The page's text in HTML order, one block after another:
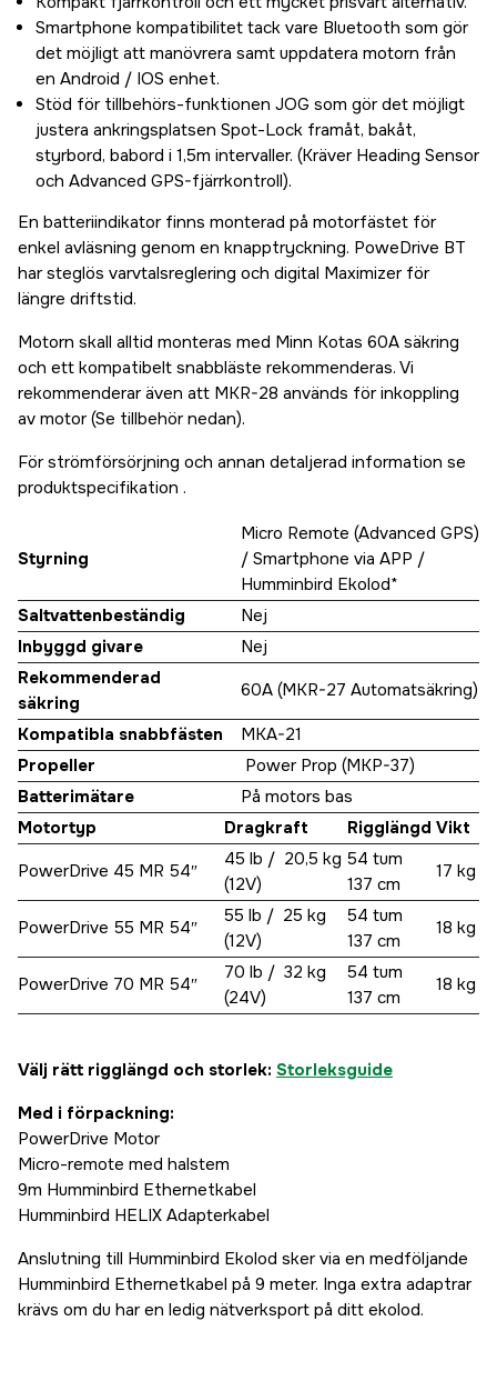
Smartphone kompatibilitet tack vare Bluetooth som gör
det möjligt att manövrera samt uppdatera motorn från
en Android / IOS enhet.
Stöd för tillbehörs-funktionen JOG som gör det möjligt
justera ankringsplatsen Spot-Lock framåt, bakåt,
styrbord, babord i 1,5m intervaller. (Kräver Heading Sensor
och Advanced GPS-fjärrkontroll).
En batteriindikator finns monterad på motorfästet för
enkel avläsning genom en knapptryckning. PoweDrive BT
har steglös varvtalsreglering och digital Maximizer för
längre driftstid.
Motorn skall alltid monteras med Minn Kotas 60A säkring
och ett kompatibelt snabbläste rekommenderas. Vi
rekommenderar även att MKR-28 används för inkoppling
av motor (Se tillbehör nedan).
För strömförsörjning och annan detaljerad information se
produktspecifikation .
Styrning
Micro Remote (Advanced GPS)
/ Smartphone via APP /
Humminbird Ekolod*
Saltvattenbeständig
Nej
Inbyggd givare
Nej
Rekommenderad
säkring
60A (MKR-27 Automatsäkring)
Kompatibla snabbfästen
MKA-21
Propeller
Power Prop (MKP-37)
Batterimätare
På motors bas
Motortyp
Dragkraft Rigglängd Vikt
PowerDrive 45 MR 54″
45 lb / 20,5 kg
(12V)
54 tum
137 cm
17 kg
PowerDrive 55 MR 54″
55 lb / 25 kg
(12V)
54 tum
137 cm
18 kg
PowerDrive 70 MR 54″
70 lb / 32 kg
(24V)
54 tum
137 cm
18 kg
Välj rätt rigglängd och storlek: Storleksguide
Med i förpackning:
PowerDrive Motor
Micro-remote med halstem
9m Humminbird Ethernetkabel
Humminbird HELIX Adapterkabel
Anslutning till Humminbird Ekolod sker via en medföljande
Humminbird Ethernetkabel på 9 meter. Inga extra adaptrar
krävs om du har en ledig nätverksport på ditt ekolod.